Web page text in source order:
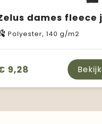
Polyester, 140 g/m2
9,28 Bekijk